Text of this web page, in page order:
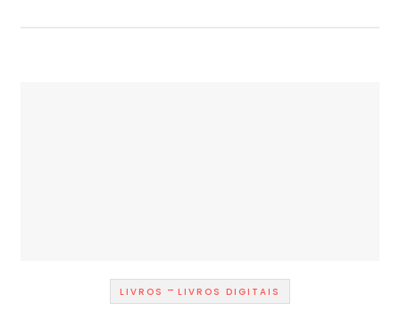
LIVROS - LIVROS DIGITAIS